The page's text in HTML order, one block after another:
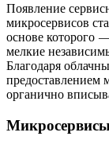
Появление
микросервисов
основе которого
мелкие
Благодаря
предоставлением
органично